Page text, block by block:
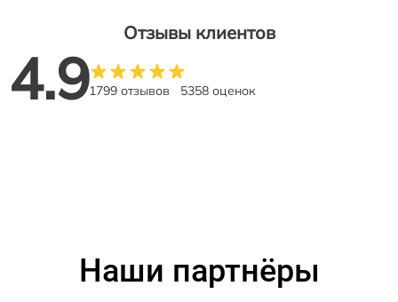
Отзывы клиентов
4.91799 отзывов 5358 оценок
Наши партнёры